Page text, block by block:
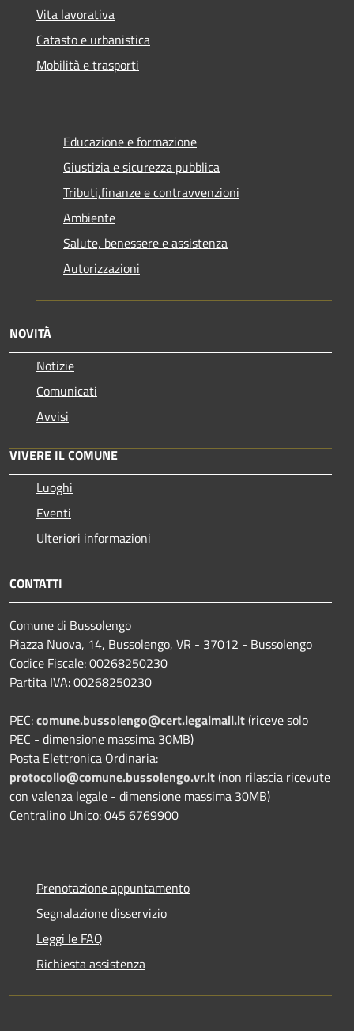
Vita lavorativa
Catasto e urbanistica
Mobilità e trasporti
Educazione e formazione
Giustizia e sicurezza pubblica
Tributi,finanze e contravvenzioni
Ambiente
Salute, benessere e assistenza
Autorizzazioni
NOVITÀ
Notizie
Comunicati
Avvisi
VIVERE IL COMUNE
Luoghi
Eventi
Ulteriori informazioni
CONTATTI
Comune di Bussolengo
Piazza Nuova, 14, Bussolengo, VR - 37012 - Bussolengo
Codice Fiscale: 00268250230
Partita IVA: 00268250230
PEC:comune.bussolengo@cert.legalmail.it(riceve solo
PEC - dimensione massima 30MB)
Posta Elettronica Ordinaria:
protocollo@comune.bussolengo.vr.it(non rilascia ricevute
con valenza legale - dimensione massima 30MB)
Centralino Unico: 045 6769900
Prenotazione appuntamento
Segnalazione disservizio
Leggi le FAQ
Richiesta assistenza